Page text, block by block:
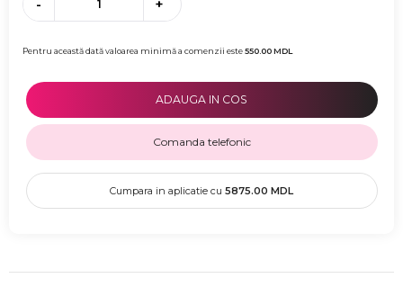
- +
Pentru această dată valoarea minimă a comenzii este550.00MDL
ADAUGA IN COS
Comanda telefonic
Cumpara in aplicatie cu 5875.00 MDL